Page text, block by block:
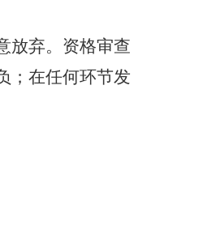
放弃。资格审查
；在任何环节发